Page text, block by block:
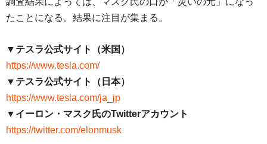
たことになる。結果に注目が集まる。
▼テスラ公式サイト（米国）
https://www.tesla.com/
▼テスラ公式サイト（日本）
https://www.tesla.com/ja_jp
▼イーロン・マスク氏のTwitterアカウント
https://twitter.com/elonmusk